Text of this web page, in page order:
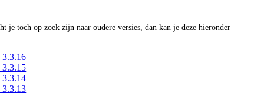
je toch op zoek zijn naar oudere versies, dan kan je deze hieronder